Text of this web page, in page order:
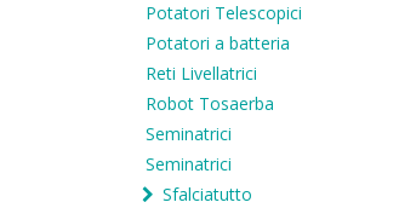
Potatori Telescopici
Potatori a batteria
Reti Livellatrici
Robot Tosaerba
Seminatrici
Seminatrici
Sfalciatutto